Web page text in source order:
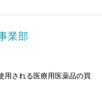
業部
用される医療用医薬品の買